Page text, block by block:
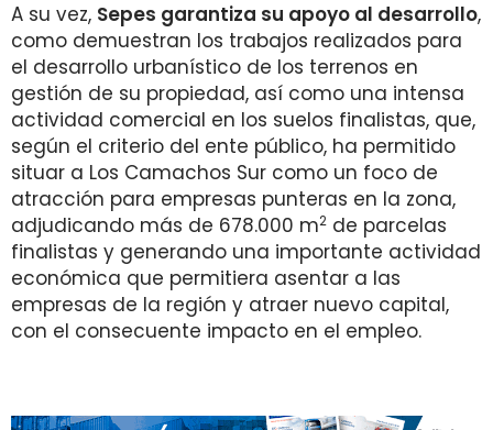
A su vez, Sepes garantiza su apoyo al desarrollo,
como demuestran los trabajos realizados para
el desarrollo urbanístico de los terrenos en
gestión de su propiedad, así como una intensa
actividad comercial en los suelos finalistas, que,
según el criterio del ente público, ha permitido
situar a Los Camachos Sur como un foco de
atracción para empresas punteras en la zona,
adjudicando más de 678.000 m2 de parcelas
finalistas y generando una importante actividad
económica que permitiera asentar a las
empresas de la región y atraer nuevo capital,
con el consecuente impacto en el empleo.